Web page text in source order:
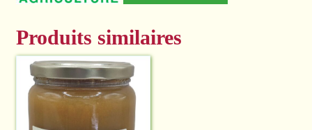
Produits similaires